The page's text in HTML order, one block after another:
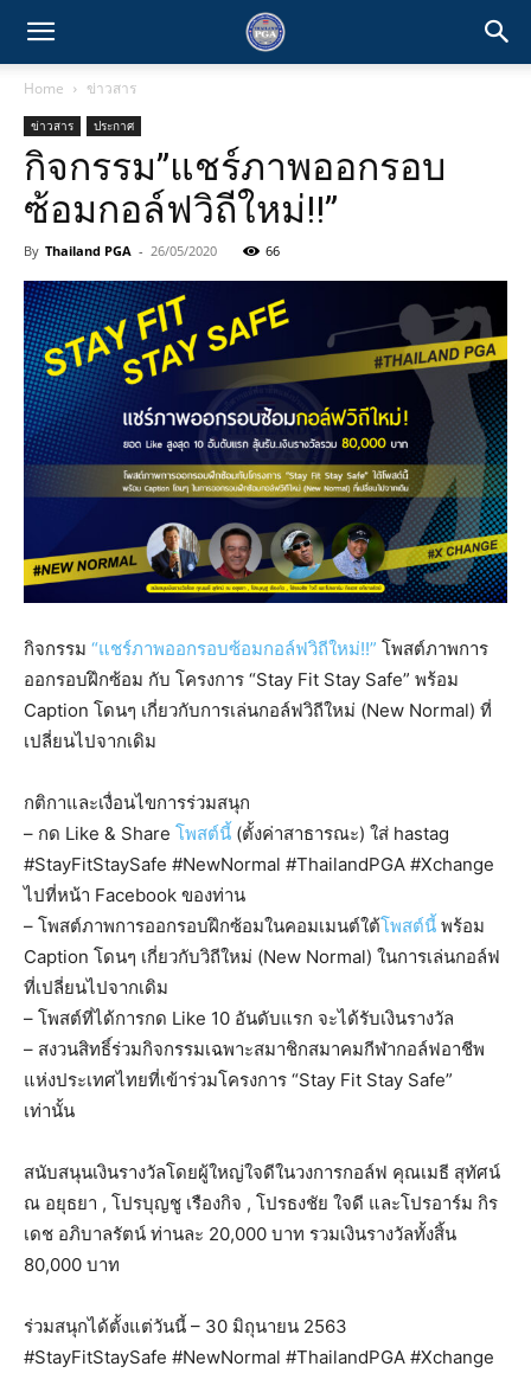
Home ข่าวสาร
ข่าวสาร ประกาศ
กิจกรรม”แชร์ภาพออกรอบ
ซ้อมกอล์ฟวิถีใหม่!!”
By Thailand PGA - 26/05/2020 66
กิจกรรม “แชร์ภาพออกรอบซ้อมกอล์ฟวิถีใหม่!!” โพสต์ภาพการ
ออกรอบฝึกซ้อม กับ โครงการ “Stay Fit Stay Safe” พร้อม
Caption โดนๆ เกี่ยวกับการเล่นกอล์ฟวิถีใหม่ (New Normal) ที่
เปลี่ยนไปจากเดิม
กติกาและเงื่อนไขการร่วมสนุก
– กด Like & Share โพสต์นี้ (ตั้งค่าสาธารณะ) ใส่ hastag
#StayFitStaySafe #NewNormal #ThailandPGA #Xchange
ไปที่หน้า Facebook ของท่าน
– โพสต์ภาพการออกรอบฝึกซ้อมในคอมเมนต์ใต้โพสต์นี้ พร้อม
Caption โดนๆ เกี่ยวกับวิถีใหม่ (New Normal) ในการเล่นกอล์ฟ
ที่เปลี่ยนไปจากเดิม
– โพสต์ที่ได้การกด Like 10 อันดับแรก จะได้รับเงินรางวัล
– สงวนสิทธิ์ร่วมกิจกรรมเฉพาะสมาชิกสมาคมกีฬากอล์ฟอาชีพ
แห่งประเทศไทยที่เข้าร่วมโครงการ “Stay Fit Stay Safe”
เท่านั้น
สนับสนุนเงินรางวัลโดยผู้ใหญ่ใจดีในวงการกอล์ฟ คุณเมธี สุทัศน์
ณ อยุธยา , โปรบุญชู เรืองกิจ , โปรธงชัย ใจดี และโปรอาร์ม กิร
เดช อภิบาลรัตน์ ท่านละ 20,000 บาท รวมเงินรางวัลทั้งสิ้น
80,000 บาท
ร่วมสนุกได้ตั้งแต่วันนี้ – 30 มิถุนายน 2563
#StayFitStaySafe #NewNormal #ThailandPGA #Xchange